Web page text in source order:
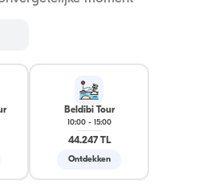
Beldibi Tour
10:00- 15:00
44.247 TL
Ontdekken